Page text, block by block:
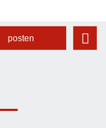
posten